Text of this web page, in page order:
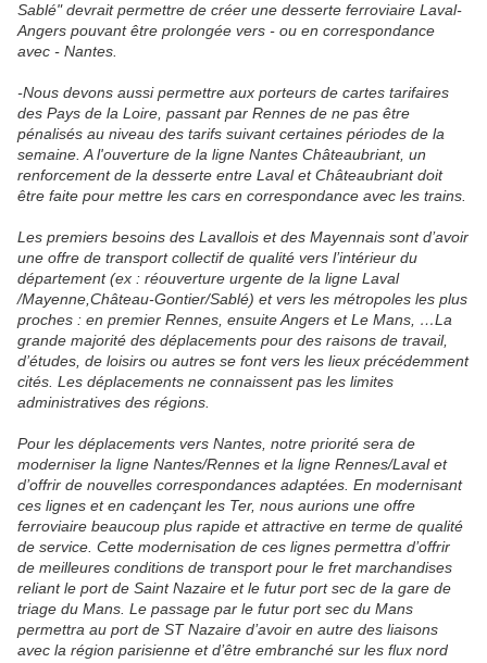
Sablé" devrait permettre de créer une desserte ferroviaire Laval-
Angers pouvant être prolongée vers - ou en correspondance
avec - Nantes.
-Nous devons aussi permettre aux porteurs de cartes tarifaires
des Pays de la Loire, passant par Rennes de ne pas être
pénalisés au niveau des tarifs suivant certaines périodes de la
semaine. A l'ouverture de la ligne Nantes Châteaubriant, un
renforcement de la desserte entre Laval et Châteaubriant doit
être faite pour mettre les cars en correspondance avec les trains.
Les premiers besoins des Lavallois et des Mayennais sont d’avoir
une offre de transport collectif de qualité vers l’intérieur du
département (ex : réouverture urgente de la ligne Laval
/Mayenne,Château-Gontier/Sablé) et vers les métropoles les plus
proches : en premier Rennes, ensuite Angers et Le Mans, …La
grande majorité des déplacements pour des raisons de travail,
d’études, de loisirs ou autres se font vers les lieux précédemment
cités. Les déplacements ne connaissent pas les limites
administratives des régions.
Pour les déplacements vers Nantes, notre priorité sera de
moderniser la ligne Nantes/Rennes et la ligne Rennes/Laval et
d’offrir de nouvelles correspondances adaptées. En modernisant
ces lignes et en cadençant les Ter, nous aurions une offre
ferroviaire beaucoup plus rapide et attractive en terme de qualité
de service. Cette modernisation de ces lignes permettra d’offrir
de meilleures conditions de transport pour le fret marchandises
reliant le port de Saint Nazaire et le futur port sec de la gare de
triage du Mans. Le passage par le futur port sec du Mans
permettra au port de ST Nazaire d’avoir en autre des liaisons
avec la région parisienne et d’être embranché sur les flux nord